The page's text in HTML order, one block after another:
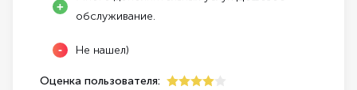
обслуживание.
Не нашел)
Оценка пользователя: